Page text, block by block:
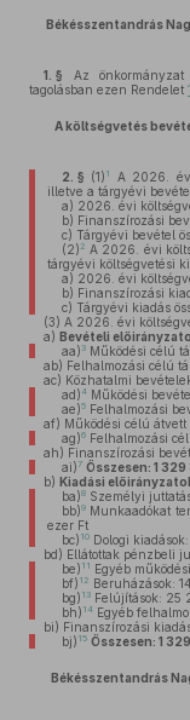
Békésszentandrás
1. § Az önkormányzat
tagolásban ezen Rendelet
A költségvetés
2. § (1) 1
A 2026.
illetve a tárgyévi
a) 2026. évi
b) Finanszírozási
c) Tárgyévi bevétel
(2) 2 A 2026. évi
tárgyévi költségvetési
a) 2026. évi
b) Finanszírozási
c) Tárgyévi kiadás
(3) A 2026. évi
a) Bevételi
aa) 3Működési célú
ab) Felhalmozási célú
ac) Közhatalmi
ad)4Működési
ae)5Felhalmozási
af) Működési célú
ag)6Felhalmozási
ah) Finanszírozási
ai)7 Összesen: 1 329
b) Kiadási
ba)8Személyi
bb)9Munkaadókat
ezer Ft
bc) 10Dologi
bd) Ellátottak pénzbeli
be) 11 Egyéb
bf) 12 Beruházások:
bg) 13Felújítások: 25
bh) 14Egyéb
bi) Finanszírozási
bj) 15 Összesen: 1
Békésszentandrás